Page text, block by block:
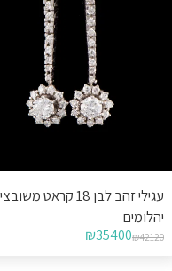
עגילי זהב לבן 18 קראט
יהלומים
₪42120
₪35400